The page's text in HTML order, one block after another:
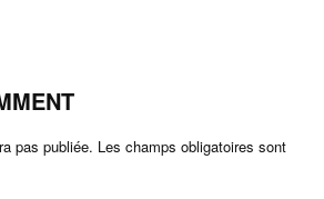
pas publiée. Les champs obligatoires sont